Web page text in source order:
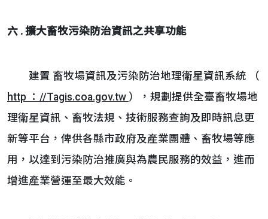
六 . 擴大畜牧污染防治資訊之共享功能
建置 畜牧場資訊及污染防治地理衛星資訊系統 （
http ：//Tagis.coa.gov.tw ），規劃提供全臺畜牧場地
理衛星資訊、畜牧法規、技術服務查詢及即時訊息更
新等平台，俾供各縣市政府及產業團體、畜牧場等應
用，以達到污染防治推廣與為農民服務的效益，進而
增進產業營運至最大效能。